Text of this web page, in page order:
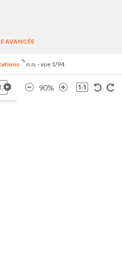
AVANCÉE
n.n. - vue 1/94
90%